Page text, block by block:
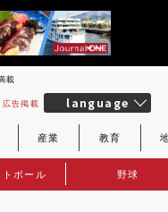
載
広告掲載 language
産業 教育
ボール 野球